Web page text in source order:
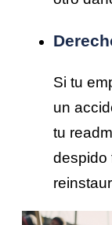
Si tu
un
tu
despido